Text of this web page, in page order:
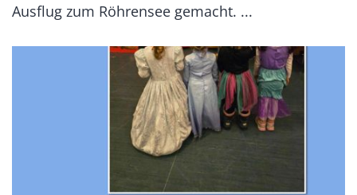
Ausflug zum Röhrensee gemacht. ...